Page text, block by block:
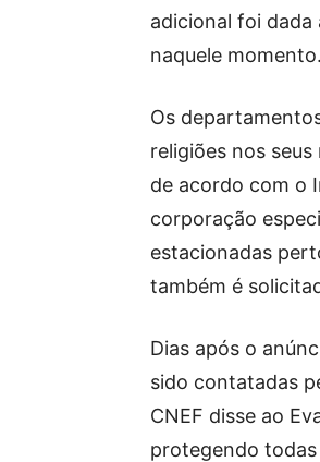
adicional foi dada
naquele momento.
Os
religiões nos
de acordo com o
corporação
estacionadas
também é
Dias após o
sido contatadas
CNEF disse ao
protegendo todas